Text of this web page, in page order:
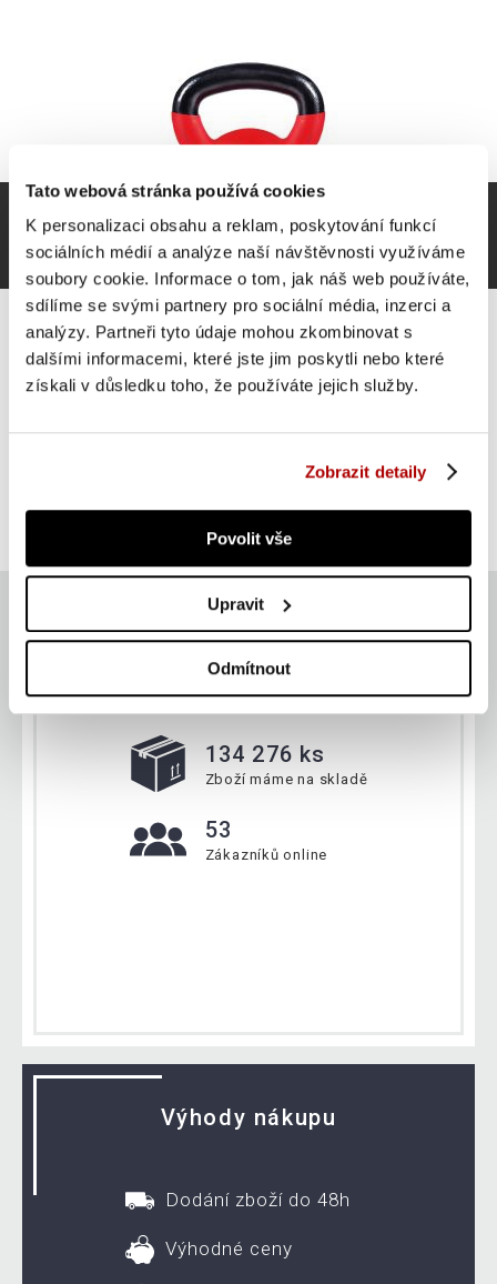
Tato webová stránka používá cookies
K personalizaci obsahu a reklam, poskytování funkcí
sociálních médií a analýze naší návštěvnosti využíváme
soubory cookie. Informace o tom, jak náš web používáte,
sdílíme se svými partnery pro sociální média, inzerci a
analýzy. Partneři tyto údaje mohou zkombinovat s
dalšími informacemi, které jste jim poskytli nebo které
získali v důsledku toho, že používáte jejich služby.
Zobrazit detaily
Povolit vše
Upravit
Odmítnout
Gorilla Sports kettlebell činka, pogumovaný povrch, 8
Do košíku
skladem 5 ks
Aktuálně
134 276 ks
Zboží máme na skladě
53
Zákazníků online
Výhody nákupu
Dodání zboží do 48h
Výhodné ceny